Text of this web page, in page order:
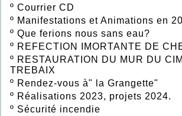
º Courrier CD
º Manifestations et Animations en
º Que ferions nous sans eau?
º REFECTION IMORTANTE DE
º RESTAURATION DU MUR DU
TREBAIX
º Rendez-vous à" la Grangette"
º Réalisations 2023, projets 2024.
º Sécurité incendie